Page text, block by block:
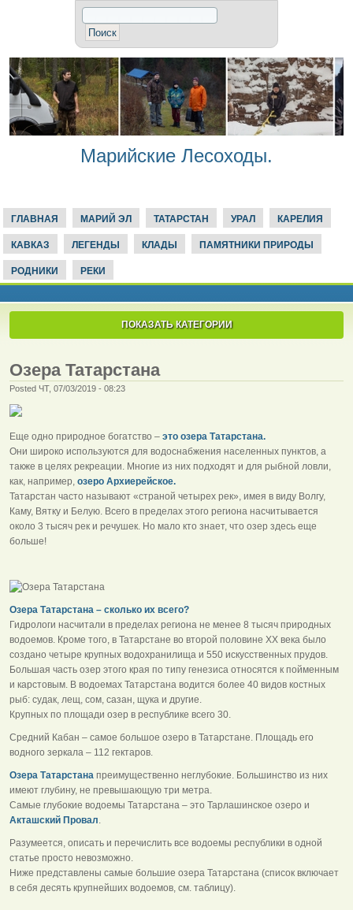
Марийские Лесоходы.
ГЛАВНАЯ МАРИЙ ЭЛ ТАТАРСТАН УРАЛ КАРЕЛИЯ
КАВКАЗ ЛЕГЕНДЫ КЛАДЫ ПАМЯТНИКИ ПРИРОДЫ
РОДНИКИ РЕКИ
ПОКАЗАТЬ КАТЕГОРИИ
Озера Татарстана
Posted ЧТ, 07/03/2019 - 08:23
Еще одно природное богатство – это озера Татарстана.
Они широко используются для водоснабжения населенных пунктов, а
также в целях рекреации. Многие из них подходят и для рыбной ловли,
как, например, озеро Архиерейское.
Татарстан часто называют «страной четырех рек», имея в виду Волгу,
Каму, Вятку и Белую. Всего в пределах этого региона насчитывается
около 3 тысяч рек и речушек. Но мало кто знает, что озер здесь еще
больше!
Озера Татарстана – сколько их всего?
Гидрологи насчитали в пределах региона не менее 8 тысяч природных
водоемов. Кроме того, в Татарстане во второй половине ХХ века было
создано четыре крупных водохранилища и 550 искусственных прудов.
Большая часть озер этого края по типу генезиса относятся к пойменным
и карстовым. В водоемах Татарстана водится более 40 видов костных
рыб: судак, лещ, сом, сазан, щука и другие.
Крупных по площади озер в республике всего 30.
Средний Кабан – самое большое озеро в Татарстане. Площадь его
водного зеркала – 112 гектаров.
Озера Татарстана преимущественно неглубокие. Большинство из них
имеют глубину, не превышающую три метра.
Самые глубокие водоемы Татарстана – это Тарлашинское озеро и
Акташский Провал.
Разумеется, описать и перечислить все водоемы республики в одной
статье просто невозможно.
Ниже представлены самые большие озера Татарстана (список включает
в себя десять крупнейших водоемов, см. таблицу).